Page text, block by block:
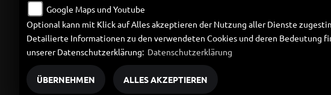
Google Maps und Youtube
Optional kann mit Klick auf Alles akzeptieren der Nutzung aller Dienste
Detailierte Informationen zu den verwendeten Cookies und deren Bedeutung
unserer Datenschutzerklärung: Datenschutzerklärung
ÜBERNEHMEN ALLES AKZEPTIEREN